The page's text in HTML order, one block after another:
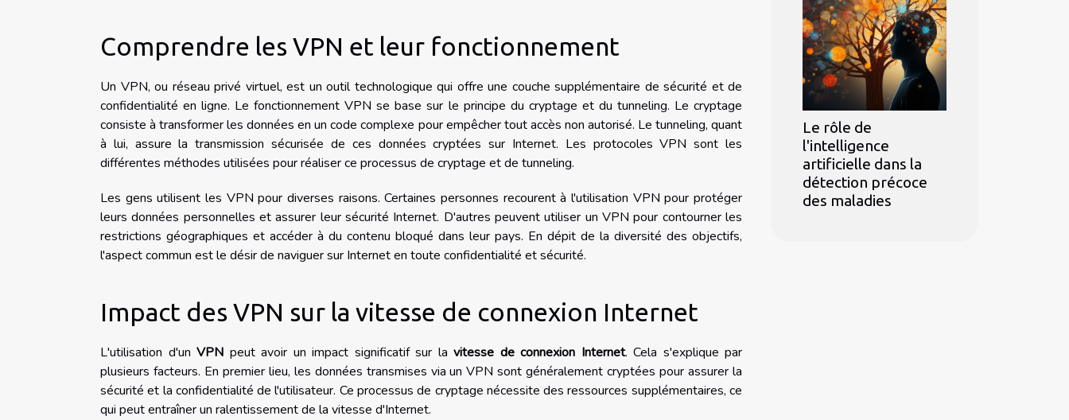
Comprendre les VPN et leur fonctionnement
Un VPN, ou réseau privé virtuel, est un outil technologique qui offre une couche supplémentaire de sécurité et de
confidentialité en ligne. Le fonctionnement VPN se base sur le principe du cryptage et du tunneling. Le cryptage
consiste à transformer les données en un code complexe pour empêcher tout accès non autorisé. Le tunneling, quant
à lui, assure la transmission sécurisée de ces données cryptées sur Internet. Les protocoles VPN sont les
différentes méthodes utilisées pour réaliser ce processus de cryptage et de tunneling.
Les gens utilisent les VPN pour diverses raisons. Certaines personnes recourent à l'utilisation VPN pour protéger
leurs données personnelles et assurer leur sécurité Internet. D'autres peuvent utiliser un VPN pour contourner les
restrictions géographiques et accéder à du contenu bloqué dans leur pays. En dépit de la diversité des objectifs,
l'aspect commun est le désir de naviguer sur Internet en toute confidentialité et sécurité.
Impact des VPN sur la vitesse de connexion Internet
L'utilisation d'un VPN peut avoir un impact significatif sur la vitesse de connexion Internet. Cela s'explique par
plusieurs facteurs. En premier lieu, les données transmises via un VPN sont généralement cryptées pour assurer la
sécurité et la confidentialité de l'utilisateur. Ce processus de cryptage nécessite des ressources supplémentaires, ce
qui peut entraîner un ralentissement de la vitesse d'Internet.
Le rôle de
l'intelligence
artificielle dans la
détection précoce
des maladies